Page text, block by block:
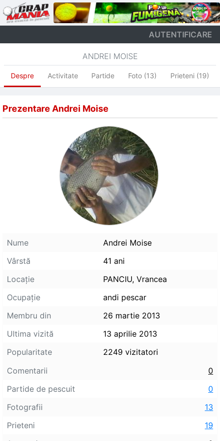
AUTENTIFICARE
ANDREI MOISE
Despre Activitate Partide Foto (13) Prieteni (19)
Prezentare Andrei Moise
Nume
Andrei Moise
Vârstă
41 ani
Locaţie
PANCIU, Vrancea
Ocupaţie
andi pescar
Membru din
26 martie 2013
Ultima vizită
13 aprilie 2013
Popularitate
2249 vizitatori
Comentarii
0
Partide de pescuit
0
Fotografii
13
Prieteni
19